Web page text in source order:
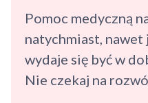
Pomoc medyczną
natychmiast,
wydaje się być w
Nie czekaj na